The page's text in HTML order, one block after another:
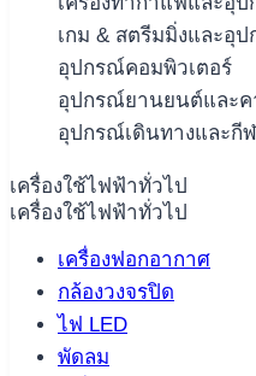
เกม & สตรีมมิ่งและอุป
อุปกรณ์คอมพิวเตอร์
อุปกรณ์ยานยนต์และค
อุปกรณ์เดินทางและกี
เครื่องใช้ไฟฟ้าทั่วไป
เครื่องใช้ไฟฟ้าทั่วไป
เครื่องฟอกอากาศ
กล้องวงจรปิด
ไฟ LED
พัดลม